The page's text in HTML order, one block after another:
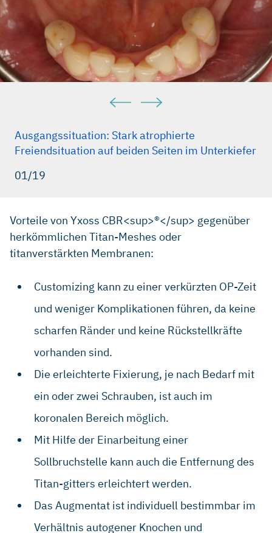
Ausgangssituation: Stark atrophierte
Freiendsituation auf beiden Seiten im Unterkiefer
01/19
Vorteile von Yxoss CBR<sup>®</sup> gegenüber
herkömmlichen Titan-Meshes oder
titanverstärkten Membranen:
Customizing kann zu einer verkürzten OP-Zeit
und weniger Komplikationen führen, da keine
scharfen Ränder und keine Rückstellkräfte
vorhanden sind.
Die erleichterte Fixierung, je nach Bedarf mit
ein oder zwei Schrauben, ist auch im
koronalen Bereich möglich.
Mit Hilfe der Einarbeitung einer
Sollbruchstelle kann auch die Entfernung des
Titan-gitters erleichtert werden.
Das Augmentat ist individuell bestimmbar im
Verhältnis autogener Knochen und